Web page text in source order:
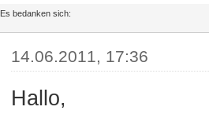
Es bedanken sich:
14.06.2011, 17:36
Hallo,